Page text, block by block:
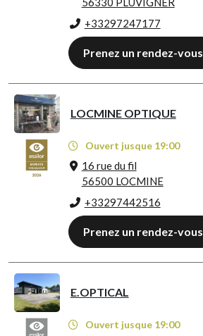
+33297247177
Prenez un rendez-vous
LOCMINE OPTIQUE
Ouvert jusque 19:00
16 rue du fil
56500 LOCMINE
+33297442516
Prenez un rendez-vous
E.OPTICAL
Ouvert jusque 19:00